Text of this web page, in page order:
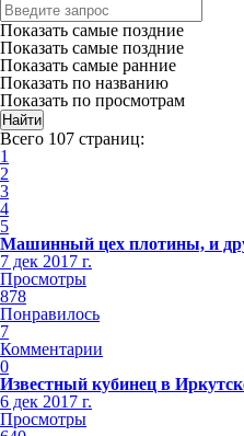
Показать самые поздние
Показать самые поздние
Показать самые ранние
Показать по названию
Показать по просмотрам
Всего 107 страниц:
1
2
3
4
5
Машинный цех плотины, и
7 дек 2017 г.
Просмотры
878
Понравилось
7
Комментарии
0
Известный кубинец в
6 дек 2017 г.
Просмотры